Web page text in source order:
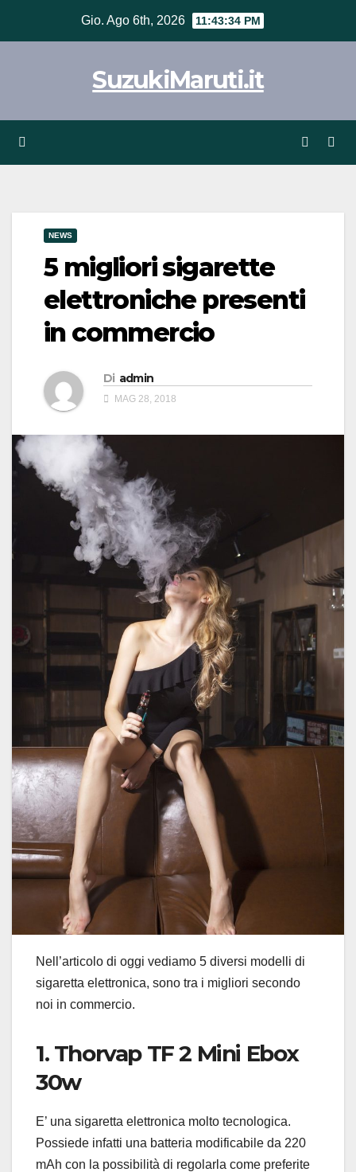
Gio. Ago 6th, 2026 11:43:34 PM
SuzukiMaruti.it
NEWS
5 migliori sigarette
elettroniche presenti
in commercio
Di admin
MAG 28, 2018
Nell’articolo di oggi vediamo 5 diversi modelli di
sigaretta elettronica, sono tra i migliori secondo
noi in commercio.
1. Thorvap TF 2 Mini Ebox
30w
E’ una sigaretta elettronica molto tecnologica.
Possiede infatti una batteria modificabile da 220
mAh con la possibilità di regolarla come preferite